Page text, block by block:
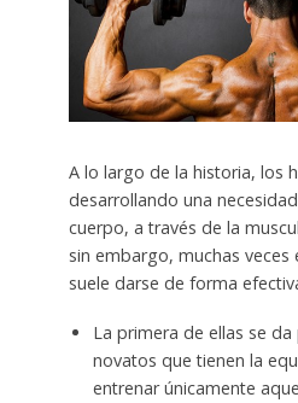
A lo largo de la historia, los
desarrollando una
cuerpo, a través de la
sin embargo, muchas veces
suele darse de forma
La primera de ellas se
novatos que tienen la
entrenar únicamente